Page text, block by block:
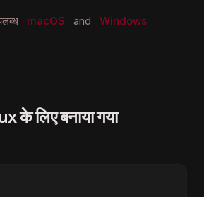
macOS and Windows
के लिए बनाया गया